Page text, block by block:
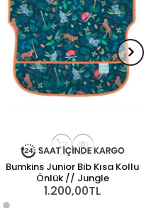
Bumkins Junior Bib Kısa Kollu
Önlük // Jungle
1.200,00TL